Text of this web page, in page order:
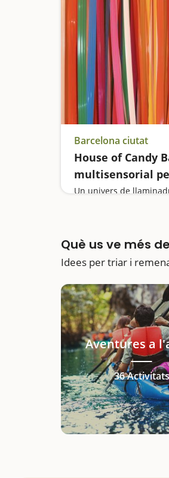
Barcelona ciutat
House of Candy
multisensorial
Un univers de
Què us ve més
Idees per triar i
Aventures a
36 Activitats